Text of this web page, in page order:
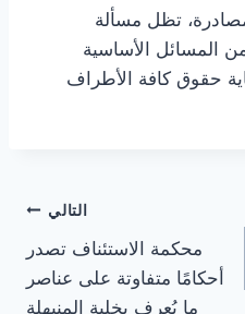
تظل مسألة
من المسائل الأساسية
حقوق كافة الأطراف
التالي
محكمة الاستئناف تصدر
أحكامًا متفاوتة على عناصر
ما يُعرف بخلية المنيهلة